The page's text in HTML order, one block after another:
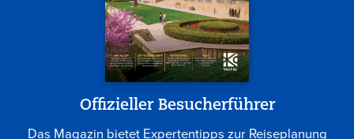
Offizieller Besucherführer
Das Magazin bietet Expertentipps zur Reiseplanung